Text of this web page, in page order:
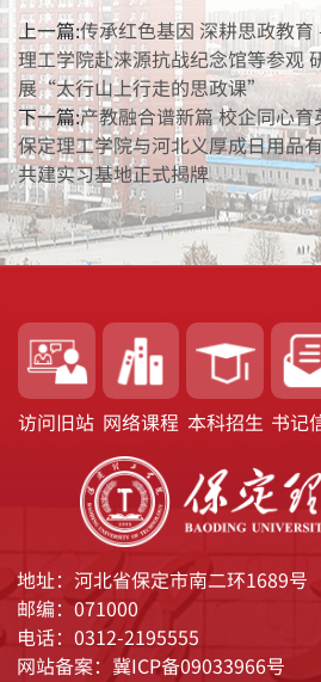
上一篇:传承红色基因 深耕思政教
理工学院赴涞源抗战纪念馆等参观
展“太行山上行走的思政课”
下一篇:产教融合谱新篇 校企同心
保定理工学院与河北义厚成日用品
共建实习基地正式揭牌
访问旧站 网络课程 本科招生 书记
地址：河北省保定市南二环1689号
邮编：071000
电话：0312-2195555
网站备案：冀ICP备09033966号